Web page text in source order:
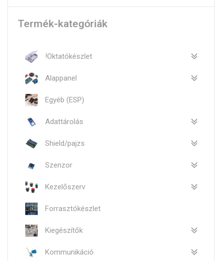
Termék-kategóriák
!Oktatókészlet
Alappanel
Egyéb (ESP)
Adattárolás
Shield/pajzs
Szenzor
Kezelőszerv
Forrasztókészlet
Kiegészítők
Kommunikáció